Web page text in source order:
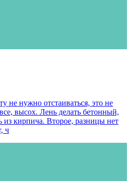
не нужно отстаиваться, это не
высох. Лень делать бетонный,
кирпича. Второе, разницы нет
ч